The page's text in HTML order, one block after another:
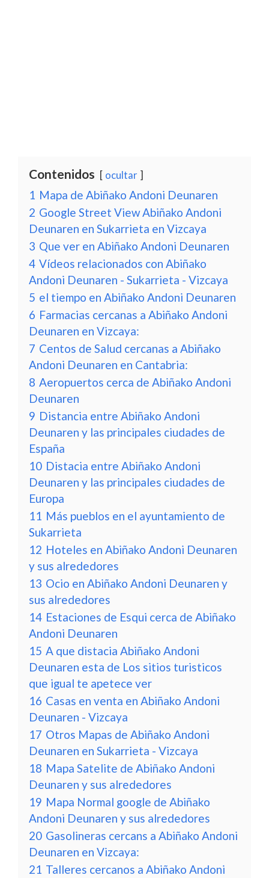
Contenidos ocultar
1 Mapa de Abiñako Andoni Deunaren
2 Google Street View Abiñako Andoni
Deunaren en Sukarrieta en Vizcaya
3 Que ver en Abiñako Andoni Deunaren
4 Vídeos relacionados con Abiñako
Andoni Deunaren - Sukarrieta - Vizcaya
5 el tiempo en Abiñako Andoni Deunaren
6 Farmacias cercanas a Abiñako Andoni
Deunaren en Vizcaya:
7 Centos de Salud cercanas a Abiñako
Andoni Deunaren en Cantabria:
8 Aeropuertos cerca de Abiñako Andoni
Deunaren
9 Distancia entre Abiñako Andoni
Deunaren y las principales ciudades de
España
10 Distacia entre Abiñako Andoni
Deunaren y las principales ciudades de
Europa
11 Más pueblos en el ayuntamiento de
Sukarrieta
12 Hoteles en Abiñako Andoni Deunaren
y sus alrededores
13 Ocio en Abiñako Andoni Deunaren y
sus alrededores
14 Estaciones de Esqui cerca de Abiñako
Andoni Deunaren
15 A que distacia Abiñako Andoni
Deunaren esta de Los sitios turisticos
que igual te apetece ver
16 Casas en venta en Abiñako Andoni
Deunaren - Vizcaya
17 Otros Mapas de Abiñako Andoni
Deunaren en Sukarrieta - Vizcaya
18 Mapa Satelite de Abiñako Andoni
Deunaren y sus alrededores
19 Mapa Normal google de Abiñako
Andoni Deunaren y sus alrededores
20 Gasolineras cercans a Abiñako Andoni
Deunaren en Vizcaya:
21 Talleres cercanos a Abiñako Andoni